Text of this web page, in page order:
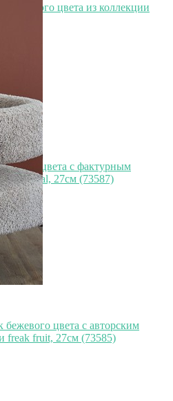
белого цвета из коллекции
белого цвета с фактурным
essential, 27см (73587)
бежевого цвета с авторским
freak fruit, 27см (73585)